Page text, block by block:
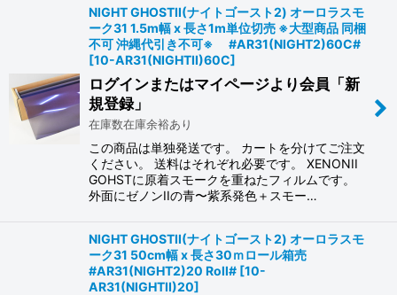
NIGHT GHOSTII(ナイトゴースト2) オーロラスモ
ーク31 1.5m幅 x 長さ1m単位切売 ※大型商品 同梱
不可 沖縄代引き不可※ #AR31(NIGHT2)60C#
[10-AR31(NIGHTII)60C]
ログインまたはマイページより会員「新
規登録」
在庫数在庫余裕あり
この商品は単独発送です。 カートを分けてご注文
ください。 送料はそれぞれ必要です。 XENONII
GOHSTに原着スモークを重ねたフィルムです。
外面にゼノンIIの青〜紫系発色＋スモー…
NIGHT GHOSTII(ナイトゴースト2) オーロラスモ
ーク31 50cm幅 x 長さ30ｍロール箱売
#AR31(NIGHT2)20 Roll# [10-
AR31(NIGHTII)20]